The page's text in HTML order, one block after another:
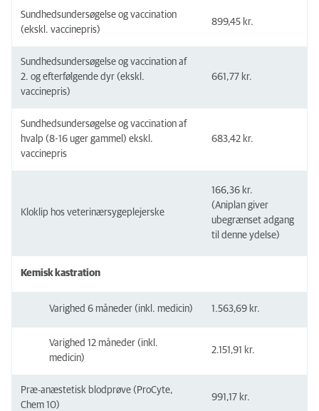
Sundhedsundersøgelse og vaccination
(ekskl. vaccinepris)
899,45 kr.
Sundhedsundersøgelse og vaccination af
2. og efterfølgende dyr (ekskl.
vaccinepris)
661,77 kr.
Sundhedsundersøgelse og vaccination af
hvalp (8-16 uger gammel) ekskl.
vaccinepris
683,42 kr.
Kloklip hos veterinærsygeplejerske
166,36 kr.
(Aniplan giver
ubegrænset adgang
til denne ydelse)
Kemisk kastration
Varighed 6 måneder (inkl. medicin) 1.563,69 kr.
Varighed 12 måneder (inkl.
medicin)
2.151,91 kr.
Præ-anæstetisk blodprøve (ProCyte,
Chem 10)
991,17 kr.